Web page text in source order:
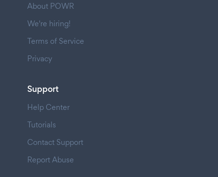
About POWR
We're hiring!
Terms of Service
Privacy
Support
Help Center
Tutorials
Contact Support
Report Abuse